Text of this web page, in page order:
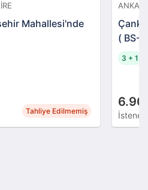
Mahallesi'nde
Tahliye Edilmemiş
( BS-
3 + 1